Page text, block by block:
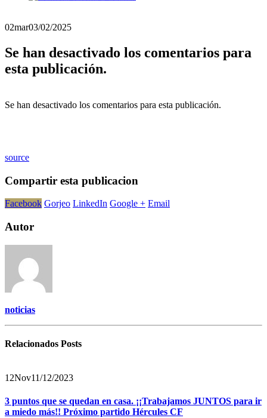
02mar03/02/2025
Se han desactivado los comentarios para
esta publicación.
Se han desactivado los comentarios para esta publicación.
source
Compartir esta publicacion
Facebook Gorjeo LinkedIn Google + Email
Autor
noticias
Relacionados Posts
12Nov11/12/2023
3 puntos que se quedan en casa. ¡¡Trabajamos JUNTOS para ir
a miedo más!! Próximo partido Hércules CF